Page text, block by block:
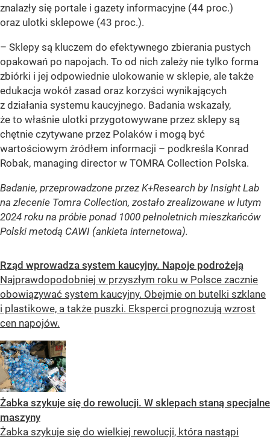
znalazły się portale i gazety informacyjne (44 proc.)
oraz ulotki sklepowe (43 proc.).
– Sklepy są kluczem do efektywnego zbierania pustych
opakowań po napojach. To od nich zależy nie tylko forma
zbiórki i jej odpowiednie ulokowanie w sklepie, ale także
edukacja wokół zasad oraz korzyści wynikających
z działania systemu kaucyjnego. Badania wskazały,
że to właśnie ulotki przygotowywane przez sklepy są
chętnie czytywane przez Polaków i mogą być
wartościowym źródłem informacji – podkreśla Konrad
Robak, managing director w TOMRA Collection Polska.
Badanie, przeprowadzone przez K+Research by Insight Lab
na zlecenie Tomra Collection, zostało zrealizowane w lutym
2024 roku na próbie ponad 1000 pełnoletnich mieszkańców
Polski metodą CAWI (ankieta internetowa).
Rząd wprowadza system kaucyjny. Napoje podrożeją
Najprawdopodobniej w przyszłym roku w Polsce zacznie
obowiązywać system kaucyjny. Obejmie on butelki szklane
i plastikowe, a także puszki. Eksperci prognozują wzrost
cen napojów.
Żabka szykuje się do rewolucji. W sklepach staną specjalne
maszyny
Żabka szykuje się do wielkiej rewolucji, która nastąpi